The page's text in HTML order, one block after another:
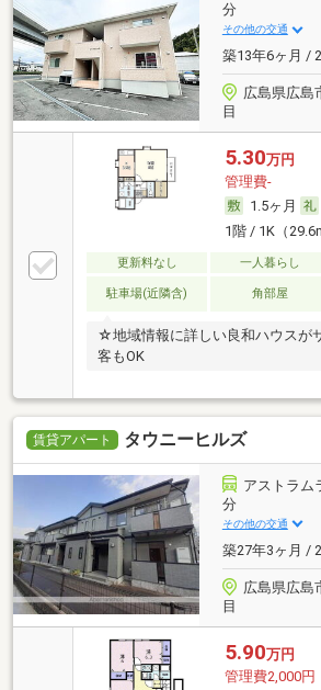
分
その他の交通
築13年6ヶ月 /
広島県広島
目
5.30万円
管理費-
1.5ヶ月
1階 / 1K（
更新料なし 一人暮らし
駐車場(近隣含) 角部屋
☆地域情報に詳しい良和ハウスが
客もOK
賃貸アパート タウニーヒルズ
アストラム
分
その他の交通
築27年3ヶ月 /
広島県広島
目
5.90万円
管理費2,000円